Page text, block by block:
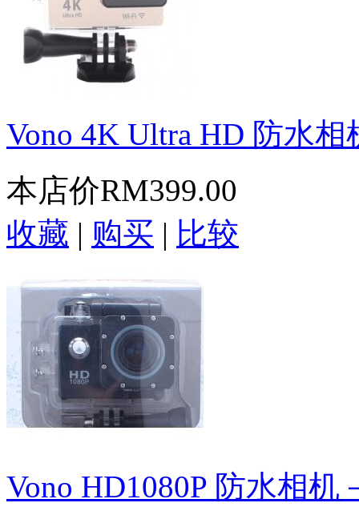
Vono 4K Ultra HD 防水相
本店价RM399.00
收藏 | 购买 | 比较
Vono HD1080P 防水相机